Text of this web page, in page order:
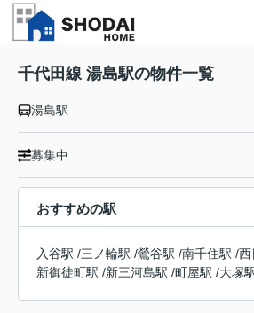
千代田線 湯島駅の物件一覧
湯島駅
募集中
おすすめの駅
入谷駅 /三ノ輪駅 /鶯谷駅 /南千住駅 /西
新御徒町駅 /新三河島駅 /町屋駅 /大塚